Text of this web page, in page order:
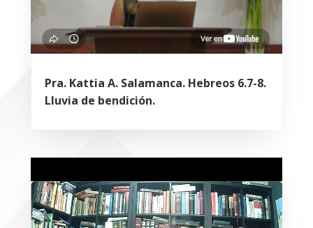
Pra. Kattia A. Salamanca. Hebreos 6.7-8.
Lluvia de bendición.